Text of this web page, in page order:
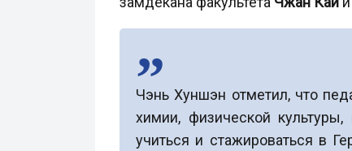
Чэнь Хуншэн отметил, что
химии, физической
учиться и стажироваться в